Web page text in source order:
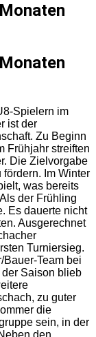
Spielern im
ist der
Zu Beginn
Frühjahr streiften
Die Zielvorgabe
fördern. Im Winter
was bereits
der Frühling
Es dauerte nicht
Ausgerechnet
Turniersieg.
Team bei
Saison blieb
zu guter
die
sein, in der